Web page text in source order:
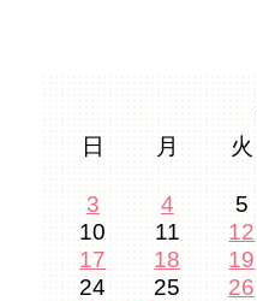
日 月 火
3
4 5
10
11 12
17
18 19
24
25 26